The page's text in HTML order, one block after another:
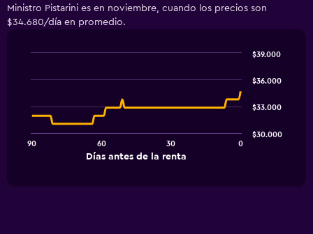
Ministro Pistarini es en noviembre, cuando los precios son
$34.680/día en promedio.
chart
points.
The
Días antes de la renta
90 60 30 0
$30.000
$33.000
$36.000
$39.000